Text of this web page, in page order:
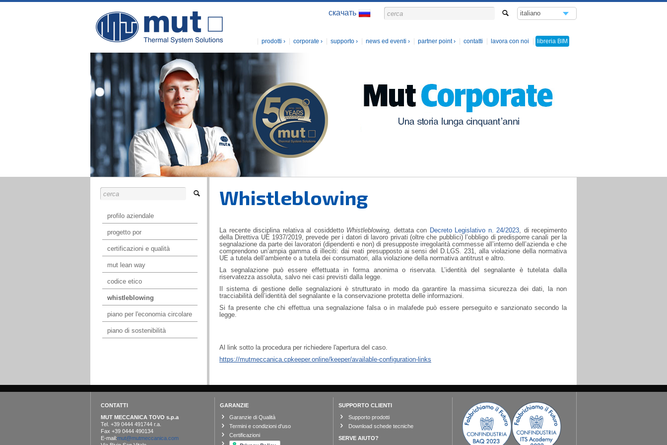
скачать
italiano
prodotti corporate supporto news ed eventi partner point contatti lavora con noi libreria BIM
Whistleblowing
La recente disciplina relativa al cosiddetto Whistleblowing, ‍dettata con Decreto Legislativo n. 24/2023, di recepimento
della Direttiva UE 1937/2019, prevede per i datori di lavoro privati (oltre che pubblici) l’obbligo di predisporrecanali per la
segnalazione da parte dei lavoratori (dipendenti e non) di presupposte irregolarità commesse all’interno dell’aziendae che
comprendono un’ampia gamma di illeciti: dai reati presupposto ai sensi del D.LGS. 231, alla violazione della normativa
UE a tutela dell’ambiente o a tutela dei consumatori, alla violazione della normativa antitrust e altro.
La segnalazione può essere effettuata in forma anonima o riservata. L’identità del segnalante è tutelata dalla
riservatezza assoluta, salvo nei casi previsti dalla legge.
Il sistema di gestione delle segnalazioni è strutturato in modo da garantire la massima sicurezza dei dati, la non
tracciabilità dell’identità del segnalante e la conservazione protetta delle informazioni.
Si fa presente che chi effettua una segnalazione falsa o in malafede può essere perseguito e sanzionato secondo la
legge.
Al link sotto la procedura per richiedere l'apertura del caso.
https://mutmeccanica.cpkeeper.online/keeper/available-configuration-links
profilo aziendale
progetto por
certificazioni e qualità
mut lean way
codice etico
whistleblowing
piano per l'economia circolare
piano di sostenibilità
CONTATTI
MUT MECCANICA TOVO s.p.a
Tel. +39 0444 491744 r.a.
Fax +39 0444 490134
E-mail:mut@mutmeccanica.com
GARANZIE
Garanzie di Qualità
Termini e condizioni d'uso
Certificazioni
SUPPORTO CLIENTI
Supporto prodotti
Download schede tecniche
SERVE AIUTO?